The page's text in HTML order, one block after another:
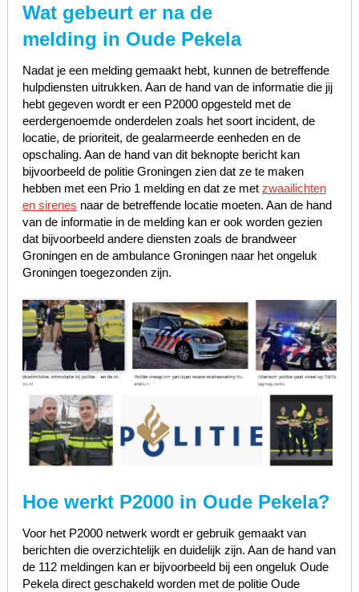
Wat gebeurt er na de
melding in Oude Pekela
Nadat je een melding gemaakt hebt, kunnen de betreffende
hulpdiensten uitrukken. Aan de hand van de informatie die jij
hebt gegeven wordt er een P2000 opgesteld met de
eerdergenoemde onderdelen zoals het soort incident, de
locatie, de prioriteit, de gealarmeerde eenheden en de
opschaling. Aan de hand van dit beknopte bericht kan
bijvoorbeeld de politie Groningen zien dat ze te maken
hebben met een Prio 1 melding en dat ze met zwaailichten
en sirenes naar de betreffende locatie moeten. Aan de hand
van de informatie in de melding kan er ook worden gezien
dat bijvoorbeeld andere diensten zoals de brandweer
Groningen en de ambulance Groningen naar het ongeluk
Groningen toegezonden zijn.
Hoe werkt P2000 in Oude Pekela?
Voor het P2000 netwerk wordt er gebruik gemaakt van
berichten die overzichtelijk en duidelijk zijn. Aan de hand van
de 112 meldingen kan er bijvoorbeeld bij een ongeluk Oude
Pekela direct geschakeld worden met de politie Oude